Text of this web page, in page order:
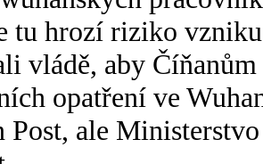
tu hrozí riziko
vládě, aby
opatření ve
Post, ale